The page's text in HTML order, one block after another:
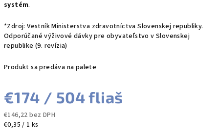
systém.
*Zdroj: Vestník Ministerstva zdravotníctva Slovenskej republiky.
Odporúčané výživové dávky pre obyvateľstvo v Slovenskej
republike (9. revízia)
Produkt sa predáva na palete
€174 / 504 fliaš
€146,22 bez DPH
Jednotková
€0,35 / 1 ks